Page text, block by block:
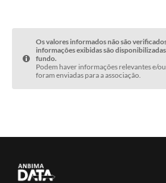
Os valores informados não são
informações exibidas são
fundo.
Podem haver informações relevantes e/
foram enviadas para a associação.